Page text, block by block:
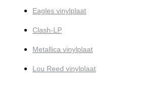
Eagles vinylplaat
Clash-LP
Metallica vinylplaat
Lou Reed vinylplaat